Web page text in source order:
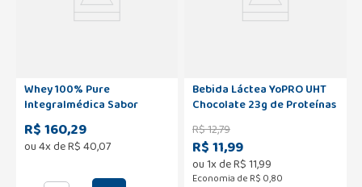
Whey 100% Pure
Integralmédica Sabor
Morango Pote 900g
R$ 160,29
ou4x deR$40,07
Bebida Láctea YoPRO UHT
Chocolate 23g de Proteínas
250ml
R$12,79
R$ 11,99
ou1x deR$11,99
Economia de R$ 0,80